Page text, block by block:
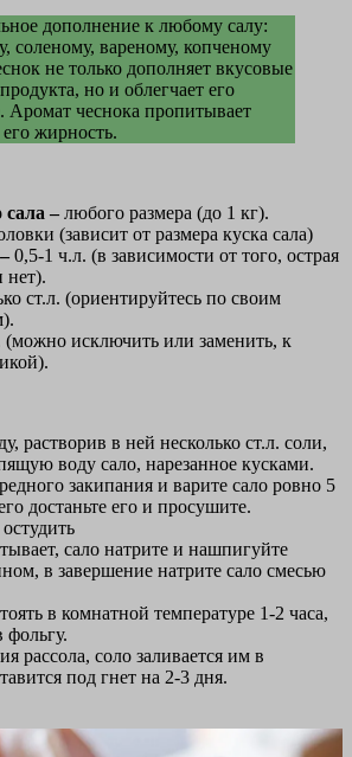
дополнение к любому салу:
соленому, вареному, копченому
не только дополняет вкусовые
но и облегчает его
Аромат чеснока пропитывает
жирность.
сала – любого размера (до 1 кг).
(зависит от размера куска сала)
0,5-1 ч.л. (в зависимости от того, острая
нет).
ст.л. (ориентируйтесь по своим
(можно исключить или заменить, к
растворив в ней несколько ст.л. соли,
воду сало, нарезанное кусками.
закипания и варите сало ровно 5
достаньте его и просушите.
сало натрите и нашпигуйте
в завершение натрите сало смесью
в комнатной температуре 1-2 часа,
фольгу.
рассола, соло заливается им в
под гнет на 2-3 дня.